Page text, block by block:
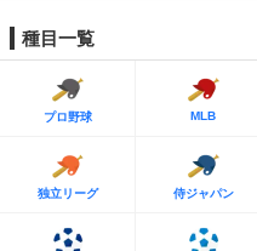
種目一覧
プロ野球 MLB
独立リーグ 侍ジャパン